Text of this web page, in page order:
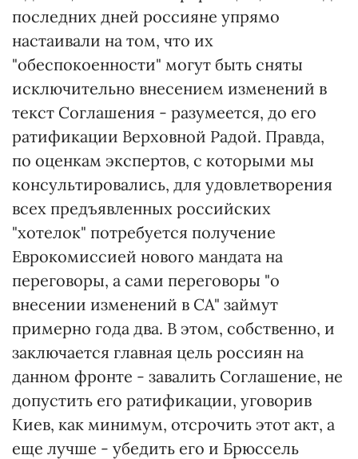
последних дней россияне упрямо
настаивали на том, что их
"обеспокоенности" могут быть сняты
исключительно внесением изменений в
текст Соглашения - разумеется, до его
ратификации Верховной Радой. Правда,
по оценкам экспертов, с которыми мы
консультировались, для удовлетворения
всех предъявленных российских
"хотелок" потребуется получение
Еврокомиссией нового мандата на
переговоры, а сами переговоры "о
внесении изменений в СА" займут
примерно года два. В этом, собственно, и
заключается главная цель россиян на
данном фронте - завалить Соглашение, не
допустить его ратификации, уговорив
Киев, как минимум, отсрочить этот акт, а
еще лучше - убедить его и Брюссель